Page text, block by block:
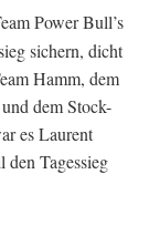
Power Bull’s
sichern, dicht
Hamm, dem
dem Stock-
es Laurent
Tagessieg